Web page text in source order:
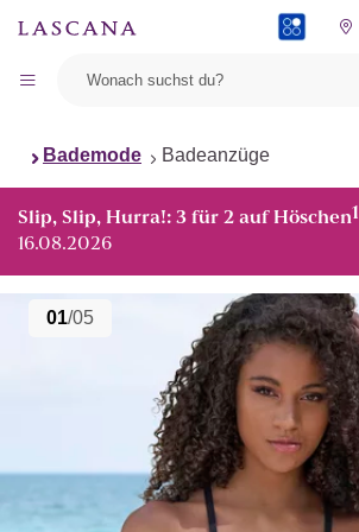
Bademode Badeanzüge
Slip, Slip, Hurra!: 3 für 2 auf Höschen1
16.08.2026
01/05